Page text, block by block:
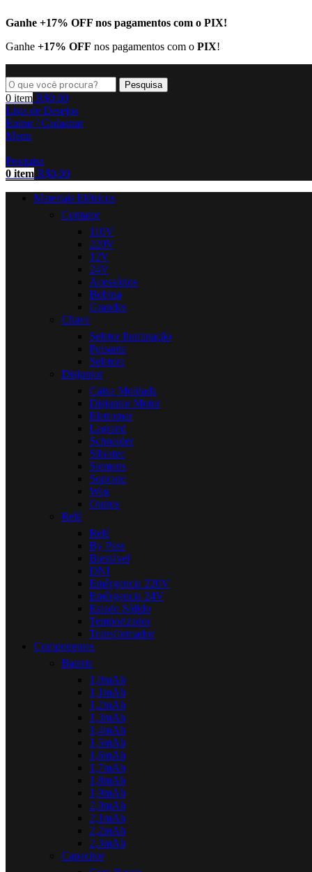
Ganhe +17% OFF nos pagamentos com o PIX!
Ganhe +17% OFF nos pagamentos com o PIX!
Pesquisa
0 item R$0,00
Lista de Desejos
Entrar / Cadastrar
Menu
Pesquisa
0 item R$0,00
Materiais Elétricos
Contator
110V
220V
12V
24V
Acessórios
Bobina
Grandes
Chave
Seletor Iluminação
Pulsante
Seletora
Disjuntor
Caixa Moldada
Disjuntor Motor
Eletromar
Legrand
Schneider
Sibratec
Siemens
Soprano
Weg
Outros
Relé
Relé
By Pass
Biestável
DNI
Emêrgencia 220V
Emêrgencia 24V
Estado Sólido
Temporizador
Transformador
Componentes
Bateria
1,0mAh
1,1mAh
1,2mAh
1,3mAh
1,4mAh
1,5mAh
1,6mAh
1,7mAh
1,8mAh
1,9mAh
2,0mAh
2,1mAh
2,2mAh
2,3mAh
Capacitor